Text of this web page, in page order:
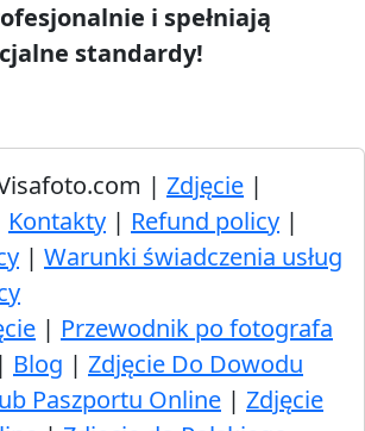
i spełniają
standardy!
| Zdjęcie |
Kontakty | Refund policy |
| Warunki świadczenia usług
| Przewodnik po fotografa
| Blog | Zdjęcie Do Dowodu
Paszportu Online | Zdjęcie